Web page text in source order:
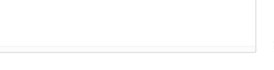
președintele Ucrainei, Volodymyr Zelensky